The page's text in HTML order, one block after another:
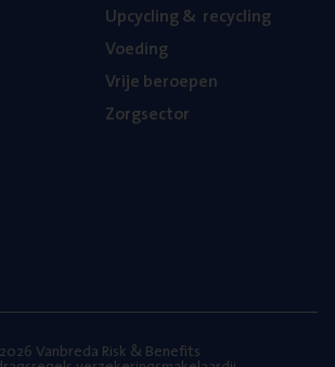
Upcy­cling& recycling
Voe­ding
Vrije beroe­pen
Zorg­sec­tor
Vanbreda Risk & Benefits